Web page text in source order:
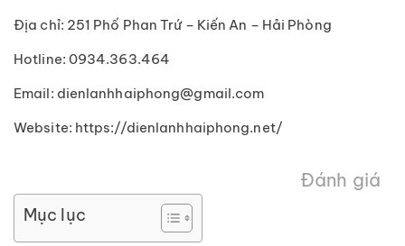
Địa chỉ: 251 Phố Phan Trứ – Kiến An – Hải Phòng
Hotline: 0934.363.464
Email: dienlanhhaiphong@gmail.com
Website: https://dienlanhhaiphong.net/
Đánh giá
Mục lục